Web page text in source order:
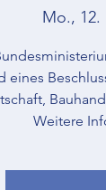
Mo., 12.
eines
Weitere